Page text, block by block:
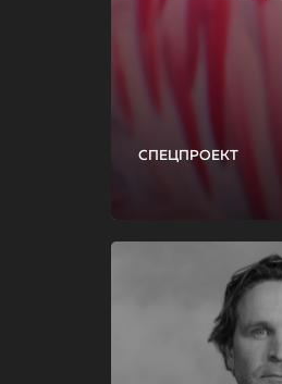
СПЕЦПРОЕКТ